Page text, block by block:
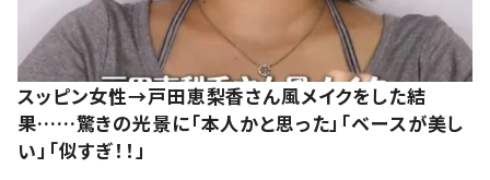
スッピン女性→戸田恵梨香さん風メイクをした結
果……驚きの光景に「本人かと思った」「ベースが美し
い」「似すぎ！！」